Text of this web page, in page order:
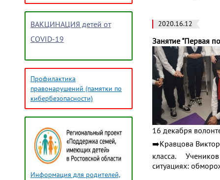
ВАКЦИНАЦИЯ детей от
COVID-19
Профилактика
правонарушений (памятки по
кибербезопасности)
Информация для родителей,
2020.16.12
Занятие "Первая
16 декабря
➡️Кравцова
класса. ⠀
ситуациях: